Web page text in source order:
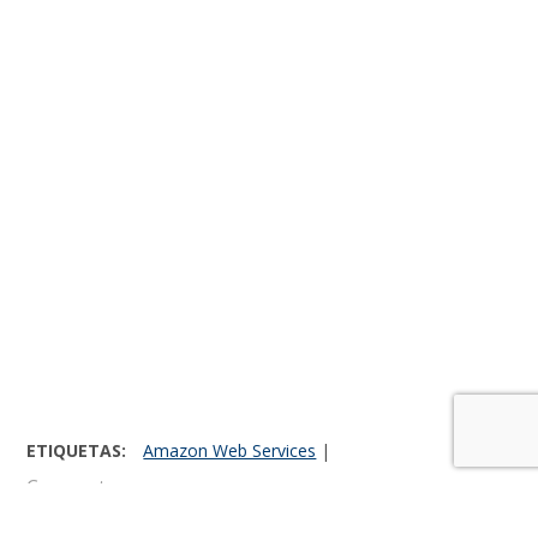
ETIQUETAS: Amazon Web Services |
Comparte: